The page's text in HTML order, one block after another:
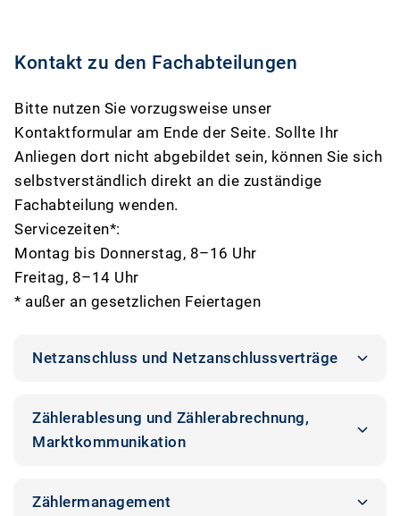
Kontakt zu den Fachabteilungen
Bitte nutzen Sie vorzugsweise unser
Kontaktformular am Ende der Seite. Sollte Ihr
Anliegen dort nicht abgebildet sein, können Sie sich
selbstverständlich direkt an die zuständige
Fachabteilung wenden.
Servicezeiten*:
Montag bis Donnerstag, 8–16 Uhr
Freitag, 8–14 Uhr
* außer an gesetzlichen Feiertagen
Netzanschluss und Netzanschlussverträge
Zählerablesung und Zählerabrechnung,
Marktkommunikation
Zählermanagement